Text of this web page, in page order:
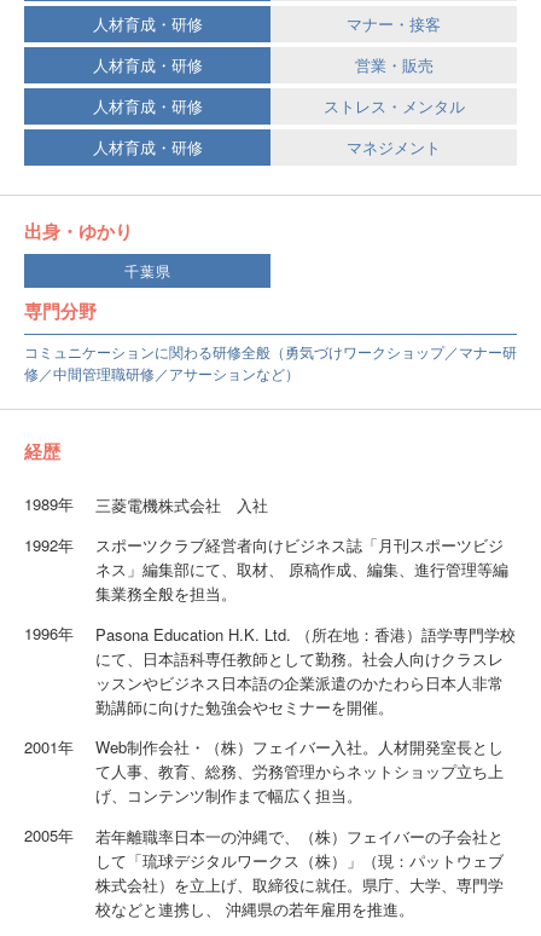
人材育成・研修
マナー・接客
人材育成・研修
営業・販売
人材育成・研修
ストレス・メンタル
人材育成・研修
マネジメント
出身・ゆかり
千葉県
専門分野
コミュニケーションに関わる研修全般（勇気づけワークショップ／マナー研
修／中間管理職研修／アサーションなど）
経歴
1989年
三菱電機株式会社 入社
1992年
スポーツクラブ経営者向けビジネス誌「月刊スポーツビジ
ネス」編集部にて、取材、 原稿作成、編集、進行管理等編
集業務全般を担当。
1996年
Pasona Education H.K. Ltd. （所在地：香港）語学専門学校
にて、日本語科専任教師として勤務。社会人向けクラスレ
ッスンやビジネス日本語の企業派遣のかたわら日本人非常
勤講師に向けた勉強会やセミナーを開催。
2001年
Web制作会社・（株）フェイバー入社。人材開発室長とし
て人事、教育、総務、労務管理からネットショップ立ち上
げ、コンテンツ制作まで幅広く担当。
2005年
若年離職率日本一の沖縄で、（株）フェイバーの子会社と
して「琉球デジタルワークス（株）」（現：パットウェブ
株式会社）を立上げ、取締役に就任。県庁、大学、専門学
校などと連携し、 沖縄県の若年雇用を推進。